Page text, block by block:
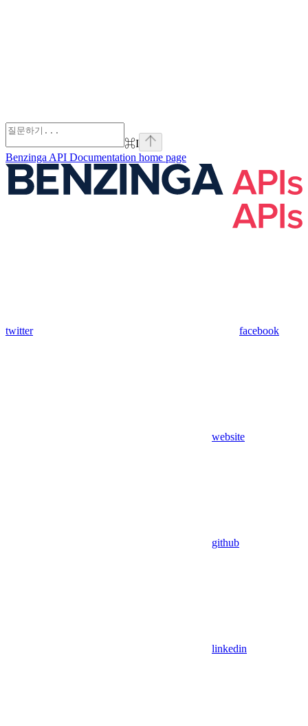
⌘I
Benzinga API Documentation home page
twitter facebook
website
github
linkedin